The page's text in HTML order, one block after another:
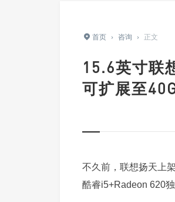
首页 › 咨询 › 正文
15.6英寸联
可扩展至
不久前，联想扬天上
酷睿i5+Radeon 620